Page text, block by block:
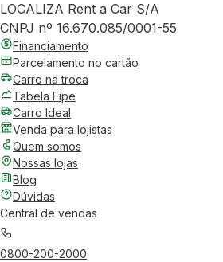
LOCALIZA Rent a Car S/A
CNPJ nº 16.670.085/0001-55
Financiamento
Parcelamento no cartão
Carro na troca
Tabela Fipe
Carro Ideal
Venda para lojistas
Quem somos
Nossas lojas
Blog
Dúvidas
Central de vendas
0800-200-2000